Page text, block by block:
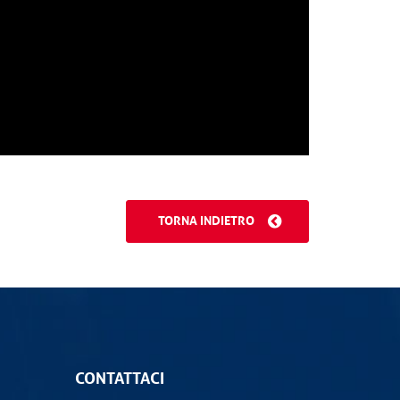
TORNA INDIETRO
CONTATTACI